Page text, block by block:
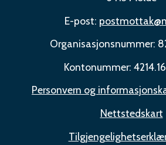
E-post:
Organisasjonsnummer:
Kontonummer:
Personvern og
Nettstedskart